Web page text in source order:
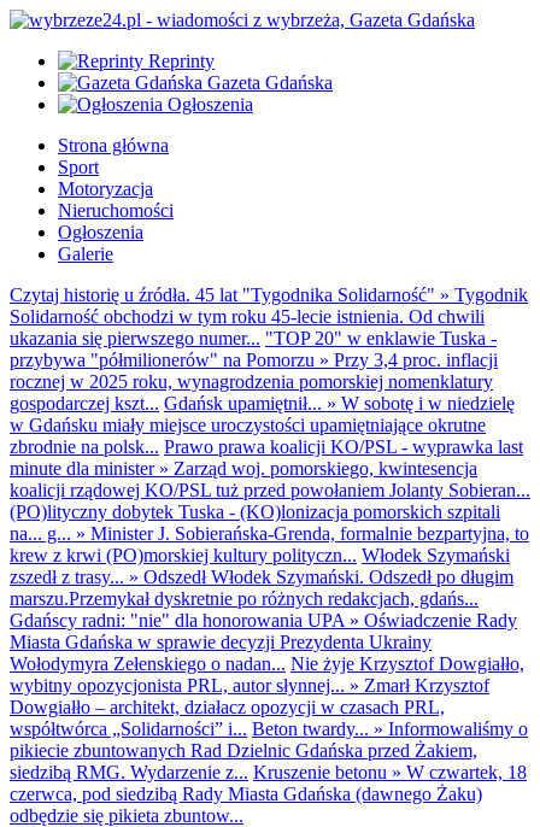
Reprinty
Gazeta Gdańska
Ogłoszenia
Strona główna
Sport
Motoryzacja
Nieruchomości
Ogłoszenia
Galerie
Czytaj historię u źródła. 45 lat "Tygodnika Solidarność" » Tygodnik
Solidarność obchodzi w tym roku 45-lecie istnienia. Od chwili
ukazania się pierwszego numer... "TOP 20" w enklawie Tuska -
przybywa "półmilionerów" na Pomorzu » Przy 3,4 proc. inflacji
rocznej w 2025 roku, wynagrodzenia pomorskiej nomenklatury
gospodarczej kszt... Gdańsk upamiętnił... » W sobotę i w niedzielę
w Gdańsku miały miejsce uroczystości upamiętniające okrutne
zbrodnie na polsk... Prawo prawa koalicji KO/PSL - wyprawka last
minute dla minister» Zarząd woj. pomorskiego, kwintesencja
koalicji rządowej KO/PSL tuż przed powołaniem Jolanty Sobieran...
(PO)lityczny dobytek Tuska - (KO)lonizacja pomorskich szpitali
na... g... » Minister J. Sobierańska-Grenda, formalnie bezpartyjna, to
krew z krwi (PO)morskiej kultury polityczn... Włodek Szymański
zszedł z trasy... » Odszedł Włodek Szymański. Odszedł po długim
marszu.Przemykał dyskretnie po różnych redakcjach, gdańs...
Gdańscy radni: "nie" dla honorowania UPA » Oświadczenie Rady
Miasta Gdańska w sprawie decyzji Prezydenta Ukrainy
Wołodymyra Zełenskiego o nadan... Nie żyje Krzysztof Dowgiałło,
wybitny opozycjonista PRL, autor słynnej... » Zmarł Krzysztof
Dowgiałło – architekt, działacz opozycji w czasach PRL,
współtwórca „Solidarności” i... Beton twardy... » Informowaliśmy o
pikiecie zbuntowanych Rad Dzielnic Gdańska przed Żakiem,
siedzibą RMG. Wydarzenie z... Kruszenie betonu » W czwartek, 18
czerwca, pod siedzibą Rady Miasta Gdańska (dawnego Żaku)
odbędzie się pikieta zbuntow...